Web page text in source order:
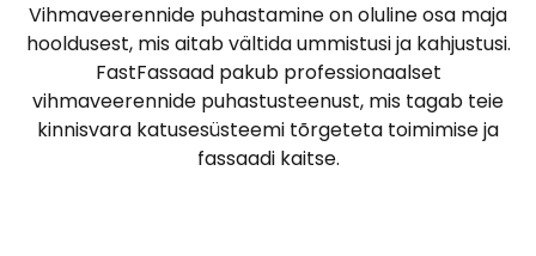
Vihmaveerennide puhastamine on oluline osa maja
hooldusest, mis aitab vältida ummistusi ja kahjustusi.
FastFassaad pakub professionaalset
vihmaveerennide puhastusteenust, mis tagab teie
kinnisvara katusesüsteemi tõrgeteta toimimise ja
fassaadi kaitse.